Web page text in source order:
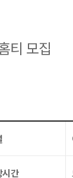
티 모집
시간